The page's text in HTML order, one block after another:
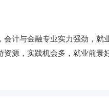
计与金融专业实力强劲，
源，实践机会多，就业前